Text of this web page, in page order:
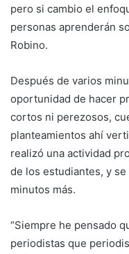
pero si cambio el
personas aprenderán
Robino.
Después de varios
oportunidad de hacer
cortos ni perezosos,
planteamientos ahí
realizó una actividad
de los estudiantes, y
minutos más.
“Siempre he pensado
periodistas que